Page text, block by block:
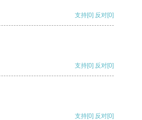
支持[0] 反对[0]
支持[0] 反对[0]
支持[0] 反对[0]